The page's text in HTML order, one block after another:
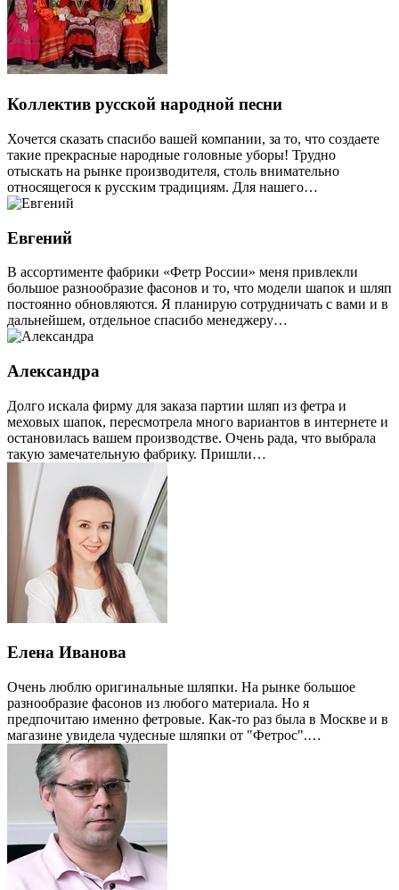
Коллектив русской народной песни
Хочется сказать спасибо вашей компании, за то, что создаете
такие прекрасные народные головные уборы! Трудно
отыскать на рынке производителя, столь внимательно
относящегося к русским традициям. Для нашего…
Евгений
В ассортименте фабрики «Фетр России» меня привлекли
большое разнообразие фасонов и то, что модели шапок и шляп
постоянно обновляются. Я планирую сотрудничать с вами и в
дальнейшем, отдельное спасибо менеджеру…
Александра
Долго искала фирму для заказа партии шляп из фетра и
меховых шапок, пересмотрела много вариантов в интернете и
остановилась вашем производстве. Очень рада, что выбрала
такую замечательную фабрику. Пришли…
Елена Иванова
Очень люблю оригинальные шляпки. На рынке большое
разнообразие фасонов из любого материала. Но я
предпочитаю именно фетровые. Как-то раз была в Москве и в
магазине увидела чудесные шляпки от "Фетрос".…